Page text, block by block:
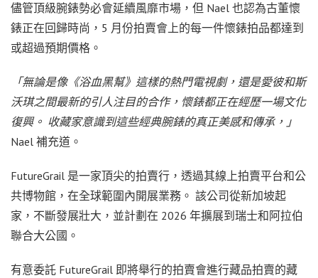
儘管頂級腕錶勢必會延續風靡市場，但 Nael 也認為古董懷
錶正在回歸時尚，5 月份拍賣會上的每一件懷錶拍品都達到
或超過預期價格。
「無論是像《浴血黑幫》這樣的熱門電視劇，還是愛彼和斯
沃琪之間最新的引人注目的合作，懷錶都正在經歷一場文化
復興。 收藏家意識到這些經典腕錶的真正美感和傳承，」
Nael 補充道。
FutureGrail 是一家頂尖的拍賣行，透過其線上拍賣平台和公
共博物館，在全球範圍內開展業務。 該公司從新加坡起
家，不斷發展壯大，並計劃在 2026 年擴展到瑞士和阿拉伯
聯合大公國。
有意委託 FutureGrail 即將舉行的拍賣會進行藏品拍賣的藏